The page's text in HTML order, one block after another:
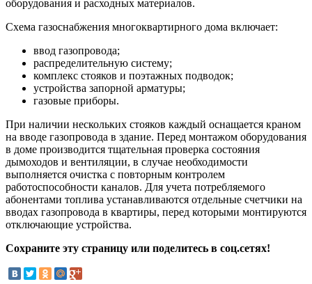
оборудования и расходных материалов.
Схема газоснабжения многоквартирного дома включает:
ввод газопровода;
распределительную систему;
комплекс стояков и поэтажных подводок;
устройства запорной арматуры;
газовые приборы.
При наличии нескольких стояков каждый оснащается краном
на вводе газопровода в здание. Перед монтажом оборудования
в доме производится тщательная проверка состояния
дымоходов и вентиляции, в случае необходимости
выполняется очистка с повторным контролем
работоспособности каналов. Для учета потребляемого
абонентами топлива устанавливаются отдельные счетчики на
вводах газопровода в квартиры, перед которыми монтируются
отключающие устройства.
Сохраните эту страницу или поделитесь в соц.сетях!